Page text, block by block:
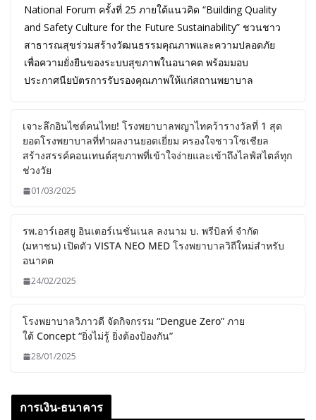
National Forum ครั้งที่ 25 ภายใต้แนวคิด “Building Quality
and Safety Culture for the Future Sustainability” ชวนชาว
สาธารณสุขร่วมสร้างวัฒนธรรมคุณภาพและความปลอดภัย
เพื่อความยั่งยืนของระบบสุขภาพในอนาคต พร้อมมอบ
ประกาศนียบัตรการรับรองคุณภาพให้แก่สถานพยาบาล
เจาะลึกอินไซต์คนไทย! โรงพยาบาลพญาไทคว้ารางวัลที่ 1 สุด
ยอดโรงพยาบาลที่ทำผลงานยอดเยี่ยม ครองใจชาวโซเชียล
สร้างสรรค์คอนเทนต์สุขภาพที่เข้าใจง่ายและเข้าถึงไลฟ์สไตล์ทุก
ช่วงวัย
01/03/2025
รพ.อาร์เอสยู อินเตอร์เนชั่นเนล ลงนาม บ. พรีบิลท์ จํากัด
(มหาชน) เปิดตัว VISTA NEO MED โรงพยาบาลวิถีใหม่สำหรับ
อนาคต
24/02/2025
โรงพยาบาลวิภาวดี จัดกิจกรรม “Dengue Zero” ภาย
ใต้ Concept “ยิ่งไม่รู้ ยิ่งต้องป้องกัน”
28/01/2025
การเงิน-ธนาคาร